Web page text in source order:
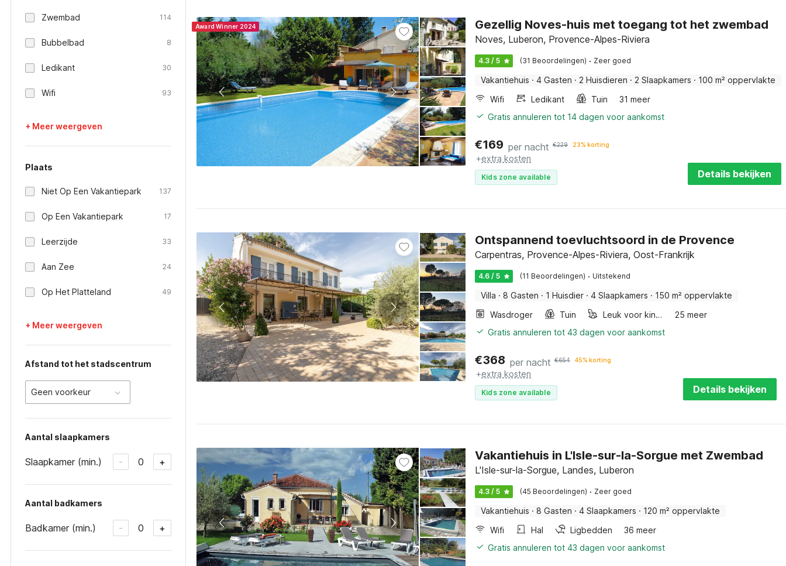
Zwembad 114
Bubbelbad 8
Ledikant 30
Wifi 93
+ Meer weergeven
Plaats
Niet Op Een Vakantiepark 137
Op Een Vakantiepark 17
Leerzijde 33
Aan Zee 24
Op Het Platteland 49
+ Meer weergeven
Afstand tot het stadscentrum
Geen voorkeur
Aantal slaapkamers
Slaapkamer (min.) - 0 +
Aantal badkamers
Badkamer (min.) - 0 +
Award Winner 2024 Gezellig Noves-huis met toegang tot het zwembad
Noves, Luberon, Provence-Alpes-Riviera
4.3 / 5 (31 Beoordelingen) · Zeer goed
Vakantiehuis · 4 Gasten · 2 Huisdieren · 2 Slaapkamers · 100 m² oppervlakte
Wifi
Ledikant Tuin
31 meer
Gratis annuleren tot 14 dagen voor aankomst
€169 per nacht €229 23% korting
+extra kosten
Kids zone available Details bekijken
Ontspannend toevluchtsoord in de Provence
Carpentras, Provence-Alpes-Riviera, Oost-Frankrijk
4.6 / 5 (11 Beoordelingen) · Uitstekend
Villa · 8 Gasten · 1 Huisdier · 4 Slaapkamers · 150 m² oppervlakte
Wasdroger
Tuin Leuk voor kinderen
25 meer
Gratis annuleren tot 43 dagen voor aankomst
€368 per nacht €654 45% korting
+extra kosten
Kids zone available Details bekijken
Vakantiehuis in L'Isle-sur-la-Sorgue met Zwembad
L'Isle-sur-la-Sorgue, Landes, Luberon
4.3 / 5 (45 Beoordelingen) · Zeer goed
Vakantiehuis · 8 Gasten · 4 Slaapkamers · 120 m² oppervlakte
Wifi
Hal Ligbedden
36 meer
Gratis annuleren tot 43 dagen voor aankomst